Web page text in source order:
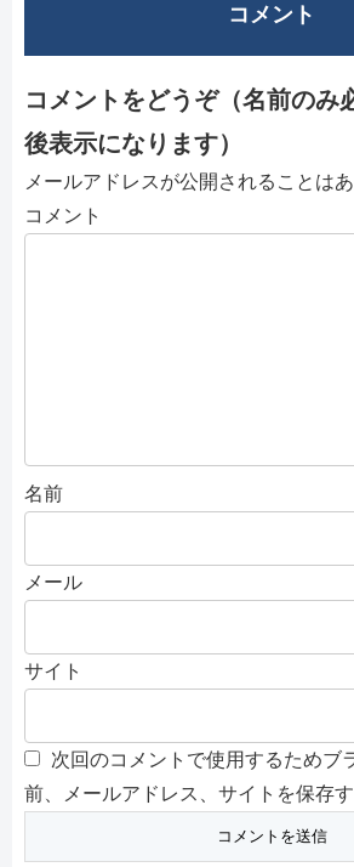
コメント
コメントをどうぞ（名前の
後表示になります）
メールアドレスが公開されることはあ
コメント
名前
メール
サイト
次回のコメントで使用するためブ
前、メールアドレス、サイトを保存す